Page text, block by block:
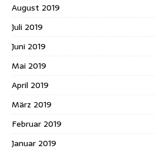
August 2019
Juli 2019
Juni 2019
Mai 2019
April 2019
März 2019
Februar 2019
Januar 2019